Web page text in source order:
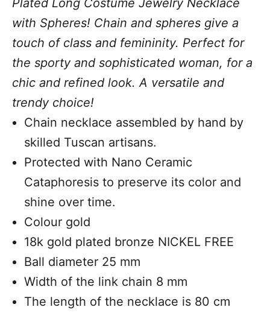
with Spheres! Chain and spheres give a
touch of class and femininity. Perfect for
the sporty and sophisticated woman, for a
chic and refined look. A versatile and
trendy choice!
Chain necklace assembled by hand by
skilled Tuscan artisans.
Protected with Nano Ceramic
Cataphoresis to preserve its color and
shine over time.
Colour gold
18k gold plated bronze NICKEL FREE
Ball diameter 25 mm
Width of the link chain 8 mm
The length of the necklace is 80 cm